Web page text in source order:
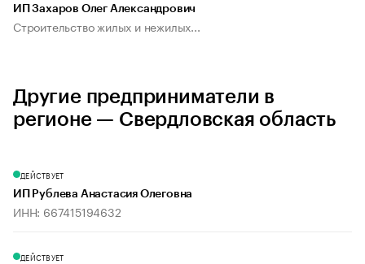
ИП Захаров Олег Александрович
Строительство жилых и нежилых...
Другие предприниматели в
регионе — Свердловская область
ДЕЙСТВУЕТ
ИП Рублева Анастасия Олеговна
ИНН: 667415194632
ДЕЙСТВУЕТ